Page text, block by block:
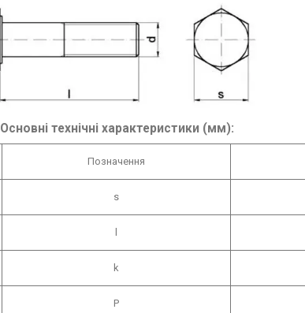
Основні технічні характеристики (мм):
Позначення
s
k
P